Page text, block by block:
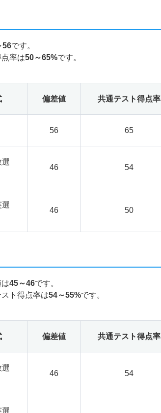
56です。
率は50～65%です。
偏差値 共通テスト得点率
56 65
選
46 54
選
46 50
45～46です。
ト得点率は54～55%です。
偏差値 共通テスト得点率
選
46 54
選